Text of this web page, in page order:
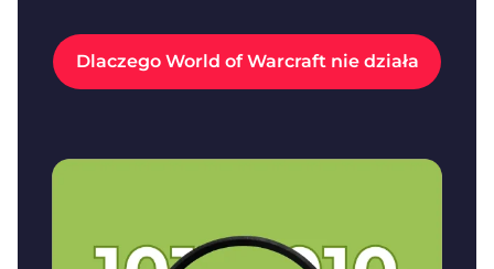
Dlaczego World of Warcraft nie działa